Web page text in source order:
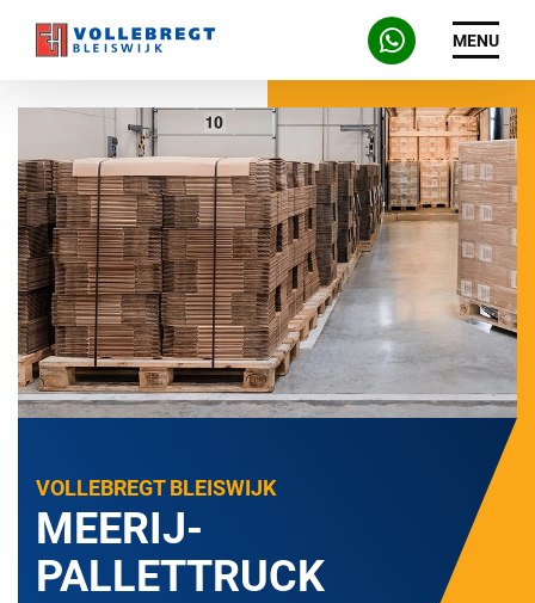
MENU
VOLLEBREGT BLEISWIJK
MEERIJ-
PALLETTRUCK